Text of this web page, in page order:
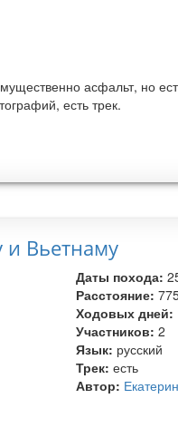
асфальт, но
есть трек.
и Вьетнаму
Даты похода:
Расстояние:
Ходовых дней:
Участников:2
Язык: русский
Трек:есть
Автор: